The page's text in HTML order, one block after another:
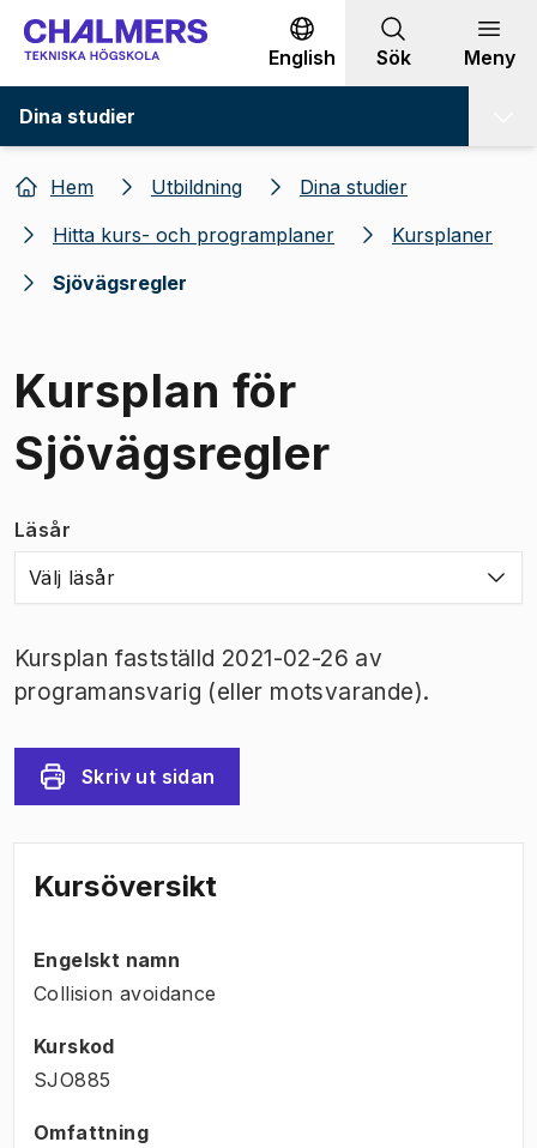
Gå till innehållet
English Sök Meny
Dina studier
Hem Utbildning
Dina studier
Hitta kurs- och programplaner
Kursplaner
Sjövägsregler
Kursplan för
Sjövägsregler
Läsår
Välj läsår
Kursplan fastställd 2021-02-26 av
programansvarig (eller motsvarande).
Skriv ut sidan
Kursöversikt
Engelskt namn
Collision avoidance
Kurskod
SJO885
Omfattning